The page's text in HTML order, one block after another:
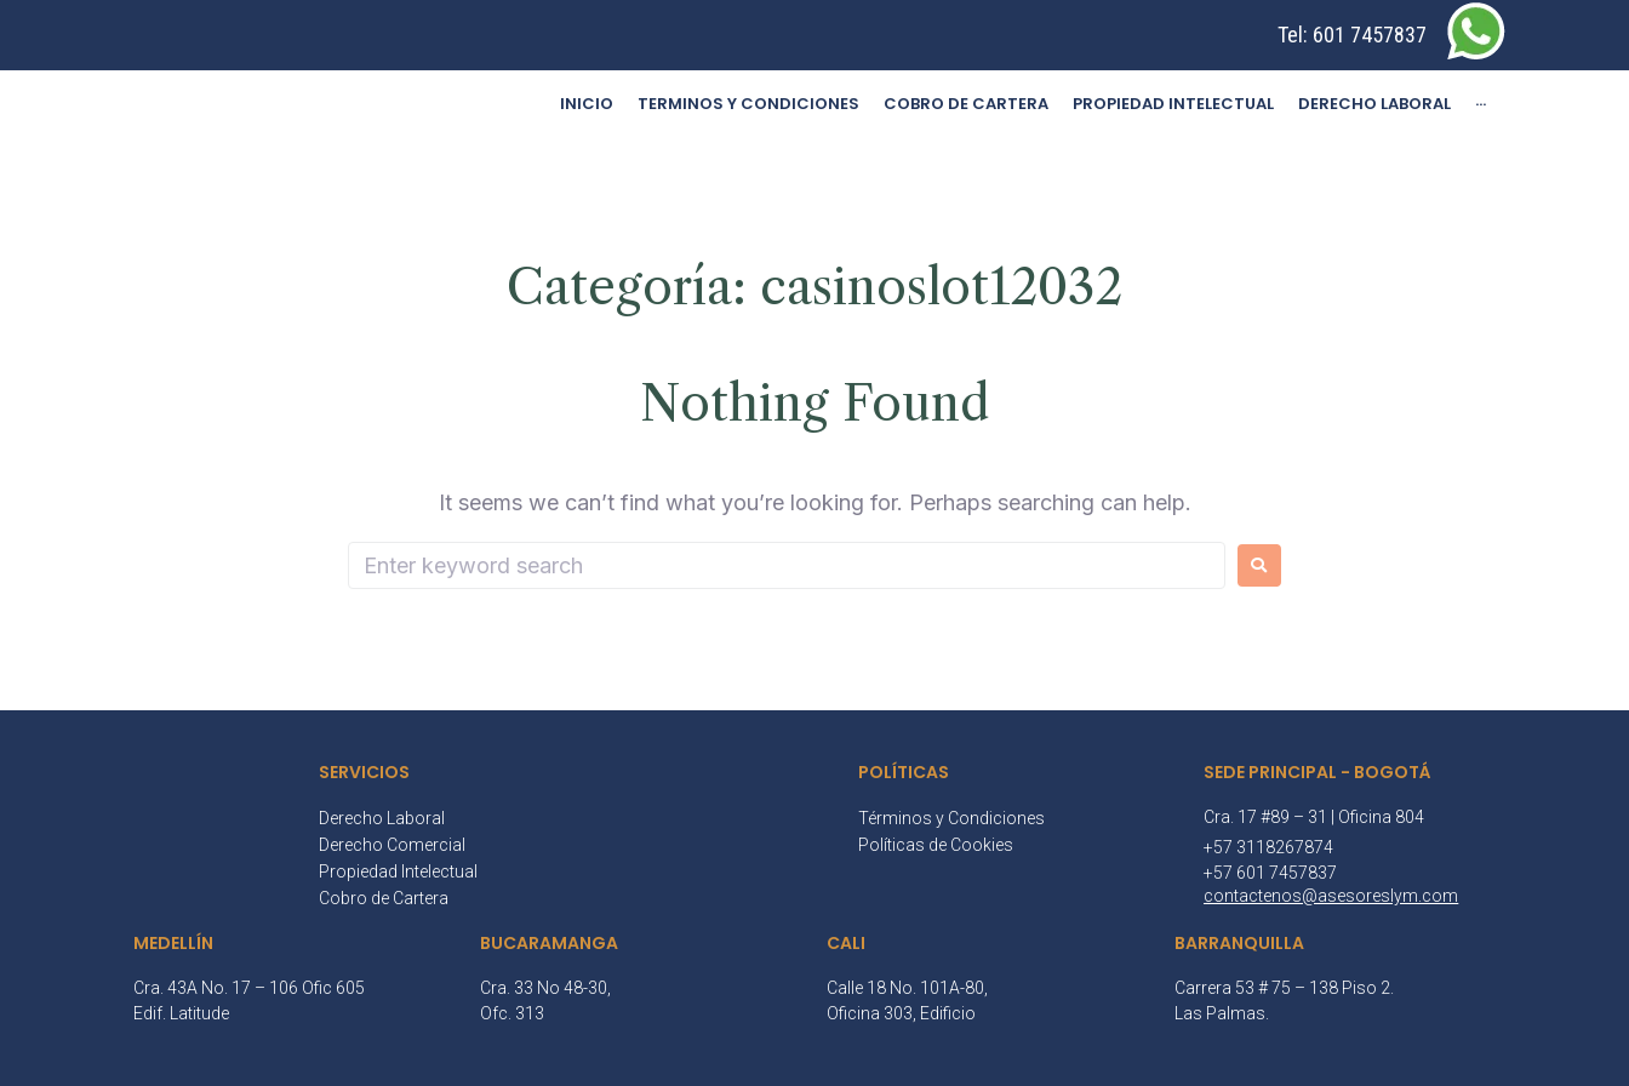
Tel: 601 7457837
INICIO TERMINOS Y CONDICIONES COBRO DE CARTERA PROPIEDAD INTELECTUAL DERECHO LABORAL ···
Categoría: casinoslot12032
Nothing Found
It seems we can’t find what you’re looking for. Perhaps searching can help.
SERVICIOS
Derecho Laboral
Derecho Comercial
Propiedad Intelectual
Cobro de Cartera
POLÍTICAS
Términos y Condiciones
Políticas de Cookies
SEDE PRINCIPAL - BOGOTÁ
Cra. 17 #89 – 31 | Oficina 804
+57 3118267874
+57 601 7457837
contactenos@asesoreslym.com
MEDELLÍN
Cra. 43A No. 17 – 106 Ofic 605
Edif. Latitude
BUCARAMANGA
Cra. 33 No 48-30,
Ofc. 313
CALI
Calle 18 No. 101A-80,
Oficina 303, Edificio
BARRANQUILLA
Carrera 53 # 75 – 138 Piso 2.
Las Palmas.